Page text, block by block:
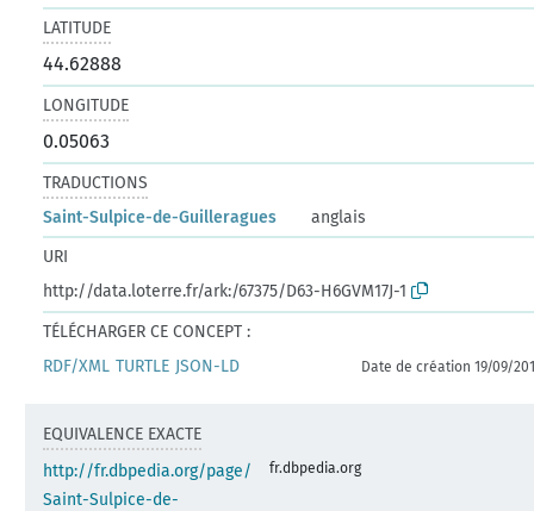
LATITUDE
44.62888
LONGITUDE
0.05063
TRADUCTIONS
Saint-Sulpice-de-Guilleragues
anglais
URI
http://data.loterre.fr/ark:/67375/D63-H6GVM17J-1
TÉLÉCHARGER CE CONCEPT :
RDF/XML TURTLE JSON-LD Date de création 19/09/
EQUIVALENCE EXACTE
http://fr.dbpedia.org/page/
Saint-Sulpice-de-
fr.dbpedia.org